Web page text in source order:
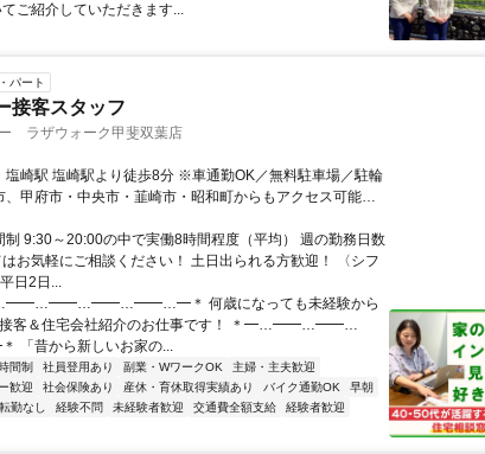
ご紹介していただきます...
パート
接客スタッフ
ラザウォーク甲斐双葉店
無料駐車場／駐輪
甲府市・中央市・韮崎市・昭和町からもアクセス可能！
店について〉 ラザウォーク甲斐双葉内の店舗になります
物にも便利です！ スタッフさんからも「お仕事ついでに
助かる！」と好評です♪ 従業員用の駐車場もございますの
制 9:30～20:00の中で実働8時間程度（平均） 週の勤務日数
お気軽にご相談ください！ 土日出られる方歓迎！ 〈シフ
日2日...
＊ 何歳になっても未経験から
接客＆住宅会社紹介のお仕事です！ ＊━…━━…━━…
から新しいお家の...
間制 社員登用あり 副業・WワークOK
主婦・主夫歓迎
歓迎 社会保険あり 産休・育休取得実績あり バイク通勤OK
早朝
転勤なし 経験不問 未経験者歓迎 交通費全額支給
経験者歓迎